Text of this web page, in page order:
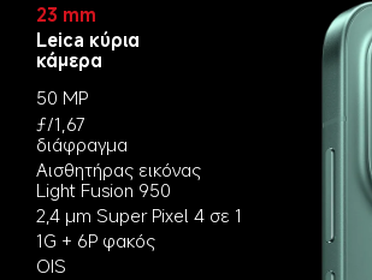
23 mm
Leica κύρια
κάμερα
50 MP
ƒ/1,67
διάφραγμα
Aισθητήρας εικόνας
Light Fusion 950
2,4 μm Super Pixel 4 σε 1
1G + 6P φακός
OIS